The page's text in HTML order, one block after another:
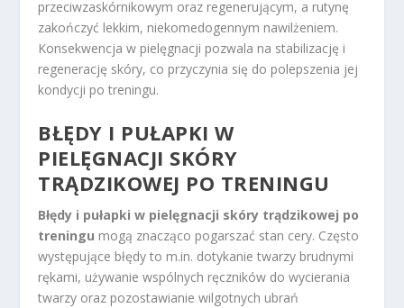
przeciwzaskórnikowym oraz regenerującym, a rutynę
zakończyć lekkim, niekomedogennym nawilżeniem.
Konsekwencja w pielęgnacji pozwala na stabilizację i
regenerację skóry, co przyczynia się do polepszenia jej
kondycji po treningu.
BŁĘDY I PUŁAPKI W
PIELĘGNACJI SKÓRY
TRĄDZIKOWEJ PO TRENINGU
Błędy i pułapki w pielęgnacji skóry trądzikowej po
treningu mogą znacząco pogarszać stan cery. Często
występujące błędy to m.in. dotykanie twarzy brudnymi
rękami, używanie wspólnych ręczników do wycierania
twarzy oraz pozostawianie wilgotnych ubrań